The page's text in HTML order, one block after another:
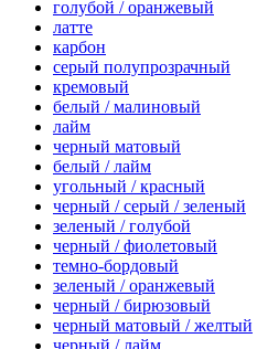
голубой / оранжевый
латте
карбон
серый полупрозрачный
кремовый
белый / малиновый
лайм
черный матовый
белый / лайм
угольный / красный
черный / серый / зеленый
зеленый / голубой
черный / фиолетовый
темно-бордовый
зеленый / оранжевый
черный / бирюзовый
черный матовый / желтый